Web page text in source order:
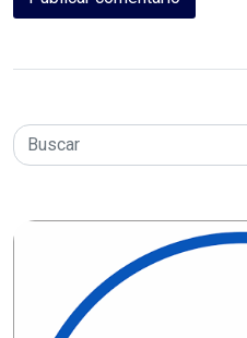
CAMPEONATO
CAPACITAÇÃO
CARNAVAL
CARNAVAL